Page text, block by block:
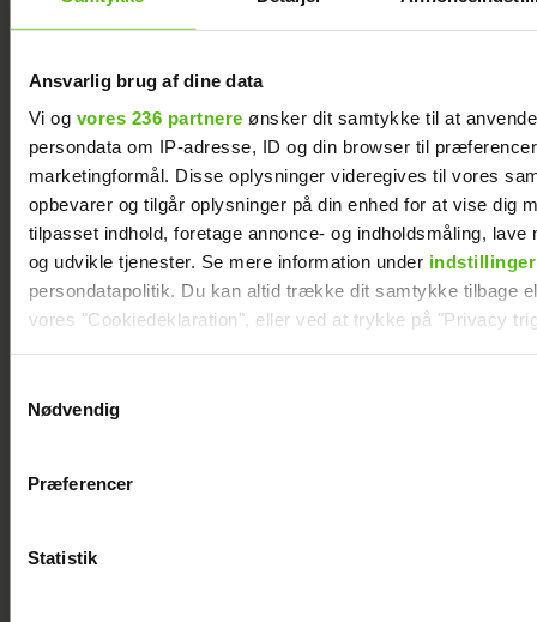
Ansvarlig brug af dine data
Vi og vores 236 partnere ønsker dit samtykke til at
persondata om IP-adresse, ID og din browser til
marketingformål. Disse oplysninger videregives til vores
opbevarer og tilgår oplysninger på din enhed for at vise dig
tilpasset indhold, foretage annonce- og indholdsmåling, lave
og udvikle tjenester. Se mere information under indstillinger
persondatapolitik. Du kan altid trække dit samtykke tilbage
vores "Cookiedeklaration", eller ved at trykke på "Privacy
Vi anvender egne cookies og cookies fra tredjeparter til at
generere statistik og huske dine præferencer samt til brug
Nødvendig
Præferencer
Statistik
Maria Montell
afslører nye
detaljer: Jagtet af
Frederik
Mascha og Troels
har taget stor
beslutning